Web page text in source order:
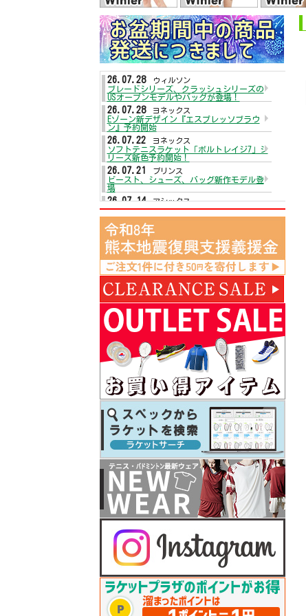
26.07.28 ウィルソン
ブレードシリーズ、クラッシュシリーズの
USオープンモデルやバッグが登場！
26.07.28 ヨネックス
Eゾーン新デザイン『エスプレッソブラウ
ン』予約開始
26.07.22 ヨネックス
ソフトテニスラケット「ボルトレイジ7」シ
リーズ新色予約開始！
26.07.21 プリンス
ビースト、シューズ、バッグ新作モデル登
場
26.07.14 アシックス
テニスシューズがプライスダウン☆
26.07.13
テニスシューズ「パワークッションエアラ
スダッシュ5」が入荷！
26.07.13 ダンロップ
2026年秋冬モデルウェアが入荷！
26.07.09 ウィルソン
テニスラケットディファイアシリーズ予約
開始
26.07.09 アシックス
テニス シューズ シリーズ 予約開始！
26.07.08 プリンス
テニスラケット「ツアー（TOUR）」」シリ
ーズ予約開始！
26.07.07 フィラ
2026年秋冬モデルウェアが予約開始！
26.07.07 ダンロップ
セントジェームスお買い上げでボールバッ
グプレゼント
26.07.07 テクニファイバー
COURTまたはNFXお買い上げでレーザースピ
ン2張プレゼント
26.07.06 ゴーセン
夏企画Tシャツが入荷しました♪
26.06.26 ダンロップ
2026年秋冬モデルウェアが予約開始！
26.06.25 ゴーセン
2025年秋冬モデルテニスウェアがプライス
ダウン！
26.06.25 ヨネックス
バドシューズ 「パワークッション65Z」シ
リーズ再入荷
26.06.22 ゴーセン
セサミストリートコラボTシャツ 予約開始
26.06.22
2026年秋冬モデルのテニスウェア 予約開始
26.06.19 ゴーセン
2026年「秋企画Tシャツ＆キャップ」予約開
始！